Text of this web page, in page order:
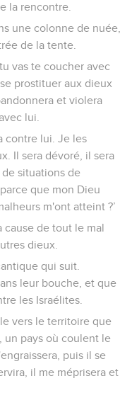
la rencontre.
une colonne de nuée,
de la tente.
vas te coucher avec
prostituer aux dieux
et violera
lui.
contre lui. Je les
Il sera dévoré, il sera
situations de
que mon Dieu
m'ont atteint ?’
cause de tout le mal
dieux.
qui suit.
leur bouche, et que
les Israélites.
vers le territoire que
un pays où coulent le
puis il se
il me méprisera et